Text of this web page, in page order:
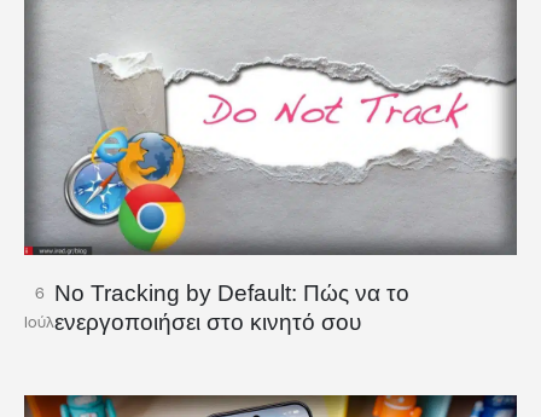
6
Ιούλ
No Tracking by Default: Πώς να το
ενεργοποιήσει στο κινητό σου